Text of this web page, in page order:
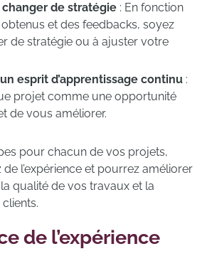
changer de stratégie : En fonction
et des feedbacks, soyez
de stratégie ou à ajuster votre
esprit d’apprentissage continu :
projet comme une opportunité
de vous améliorer.
pour chacun de vos projets,
l’expérience et pourrez améliorer
qualité de vos travaux et la
de l’expérience